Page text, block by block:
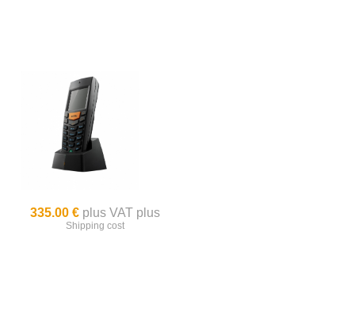
335.00 € plus VAT plus
Shipping cost